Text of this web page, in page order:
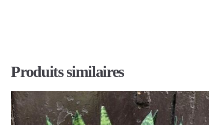
Produits similaires